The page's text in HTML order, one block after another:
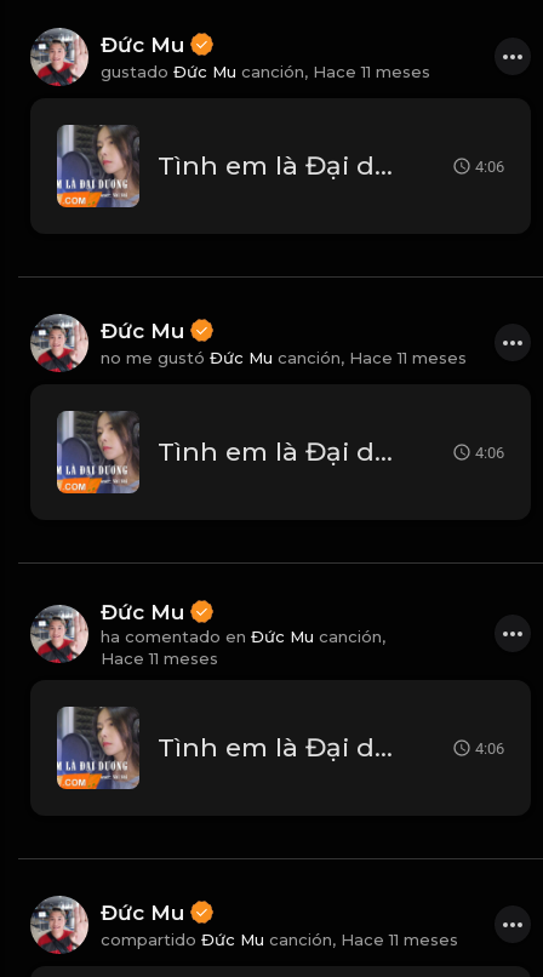
Đức Mu
gustado Đức Mu canción, Hace 11 meses
Tình em là Đại dương - Nhi Nhi Cover 4:06
Đức Mu
no me gustó Đức Mu canción, Hace 11 meses
Tình em là Đại dương - Nhi Nhi Cover 4:06
Đức Mu
ha comentado en Đức Mu canción,
Hace 11 meses
Tình em là Đại dương - Nhi Nhi Cover 4:06
Đức Mu
compartido Đức Mu canción, Hace 11 meses